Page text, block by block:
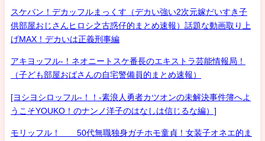
スケバン！デカッフルまっくす（デカい強い2次元嫁だいすき子
供部屋おじさんヒロシ之古惑仔的まとめ速報）話題な動画取り上
げMAX！デカいは正義刑事編
アキヨッフル-！ネオニートスケ番長のエキストラ芸能情報局！
（子ども部屋おばさんの自宅警備員的まとめ速報）
[ヨシヨシロッフル-！！-素浪人勇者カツオンの未解決事件簿へよ
うこそYOUKO！のナンノ洋子のはなしは信じるな編）]
モリッフル！ 50代無職独身ガチホモ童貞！女装子オネエ的ま